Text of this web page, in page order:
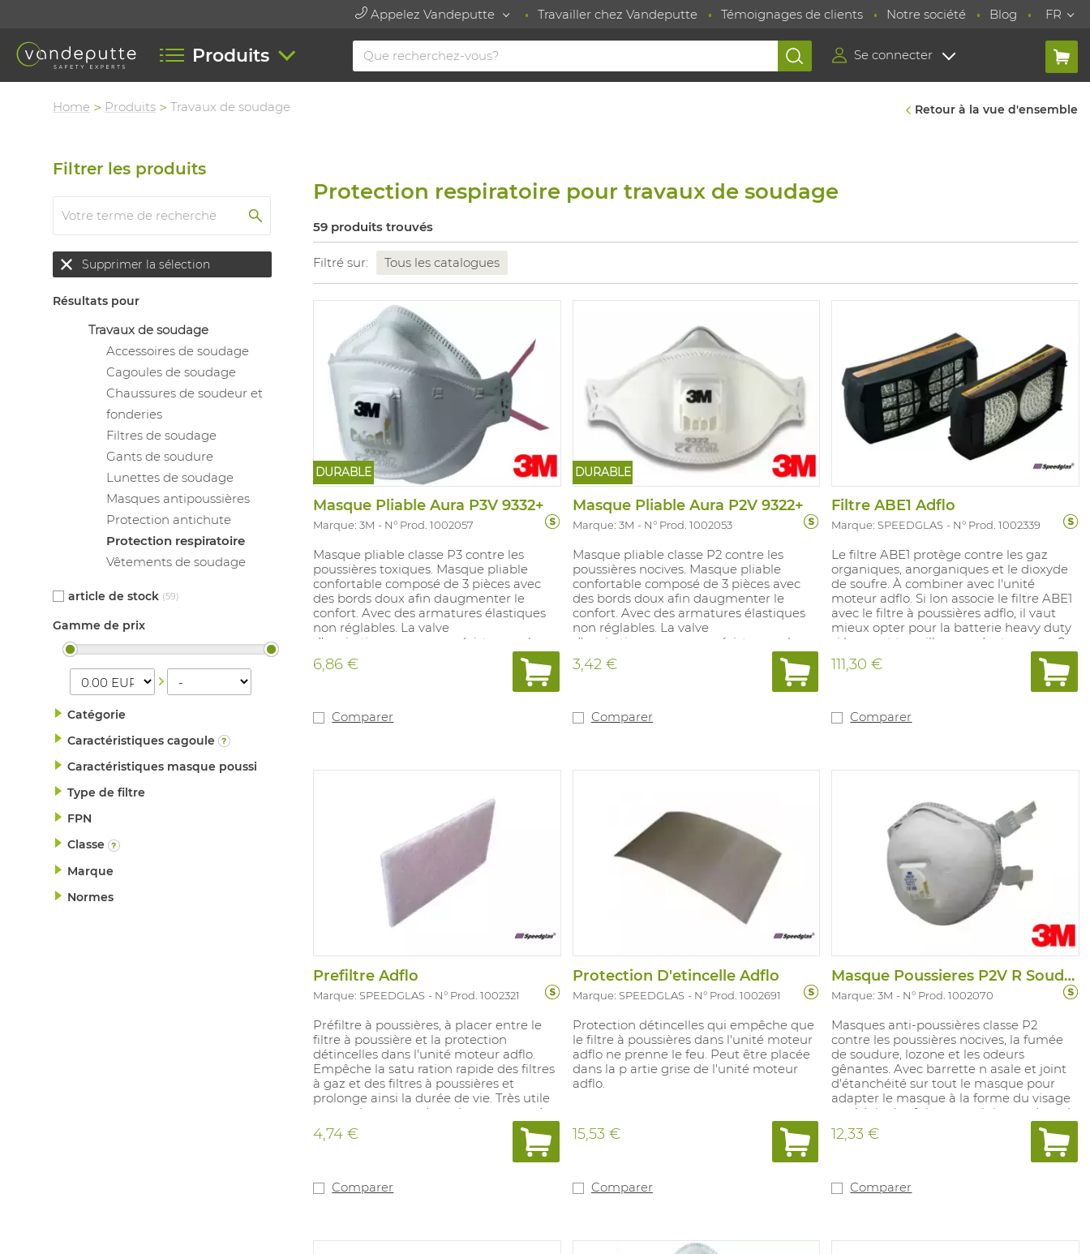
Appelez Vandeputte Travailler chez Vandeputte Témoignages de clients Notre société Blog FR
Produits Se connecter
Home Produits Travaux de soudage Retour à la vue d'ensemble
Filtrer les produits
Supprimer la sélection
Résultats pour
Travaux de soudage
Accessoires de soudage
Cagoules de soudage
Chaussures de soudeur et
fonderies
Filtres de soudage
Gants de soudure
Lunettes de soudage
Masques antipoussières
Protection antichute
Protection respiratoire
Vêtements de soudage
article de stock (59)
Gamme de prix
Catégorie
Caractéristiques cagoule
Caractéristiques masque poussi
Type de filtre
FPN
Classe
Marque
Normes
Protection respiratoire pour travaux de soudage
59 produits trouvés
Filtré sur: Tous les catalogues
DURABLE
Masque Pliable Aura P3V 9332+
Marque: 3M N° Prod. 1002057
Masque pliable classe P3 contre les
poussières toxiques. Masque pliable
confortable composé de 3 pièces avec
des bords doux afin daugmenter le
confort. Avec des armatures élastiques
non réglables. La valve
d'expiration assure une résistance plus
faible à l'expiration et un taux
de C02 et d'humidité faibles dans le
masque. Les masques sont emballés
au moins 25% de matières recyclées.
dan la boîte distriburtice, et au moins
6,86 €
Comparer
DURABLE
Masque Pliable Aura P2V 9322+
Marque: 3M N° Prod. 1002053
Masque pliable classe P2 contre les
poussières nocives. Masque pliable
confortable composé de 3 pièces avec
des bords doux afin daugmenter le
confort. Avec des armatures élastiques
non réglables. La valve
d'expiration assure une résistance plus
faible à l'expiration et un taux
de C02 et d'humidité faibles dans le
masque. Les masques sont emballés
au moins 25% de matières recyclées.
dan la boîte distriburtice, et au moins
3,42 €
Comparer
Filtre ABE1 Adflo
Marque: SPEEDGLAS N° Prod. 1002339
Le filtre ABE1 protège contre les gaz
organiques, anorganiques et le dioxyde
de soufre. À combiner avec l'unité
moteur adflo. Si lon associe le filtre ABE1
avec le filtre à poussières adflo, il vaut
mieux opter pour la batterie heavy duty
si lon veut travailler pe ndant environ 8
heures avec une batterie. Filtre à gaz de
la classe 1: jusqu'à une concentration
111,30 €
Comparer
Prefiltre Adflo
Marque: SPEEDGLAS N° Prod. 1002321
Préfiltre à poussières, à placer entre le
filtre à poussière et la protection
détincelles dans l'unité moteur adflo.
Empêche la satu ration rapide des filtres
à gaz et des filtres à poussières et
prolonge ainsi la durée de vie. Très utile
en cas de travaux dans des espaces très
poussiéreux.
4,74 €
Comparer
Protection D'etincelle Adflo
Marque: SPEEDGLAS N° Prod. 1002691
Protection détincelles qui empêche que
le filtre à poussières dans l'unité moteur
adflo ne prenne le feu. Peut être placée
dans la p artie grise de l'unité moteur
adflo.
15,53 €
Comparer
Masque Poussieres P2V R Soudage 9928
Marque: 3M N° Prod. 1002070
Masques anti-poussières classe P2
contre les poussières nocives, la fumée
de soudure, lozone et les odeurs
gênantes. Avec barrette n asale et joint
d'étanchéité sur tout le masque pour
adapter le masque à la forme du visage
et réduire les fuites au minimum. La valv
e dexpiration assure une résistance plus
faible à lexpiration et un taux de C02 et
élastiques réglables. Le masque anti-
chimiques.
12,33 €
Comparer